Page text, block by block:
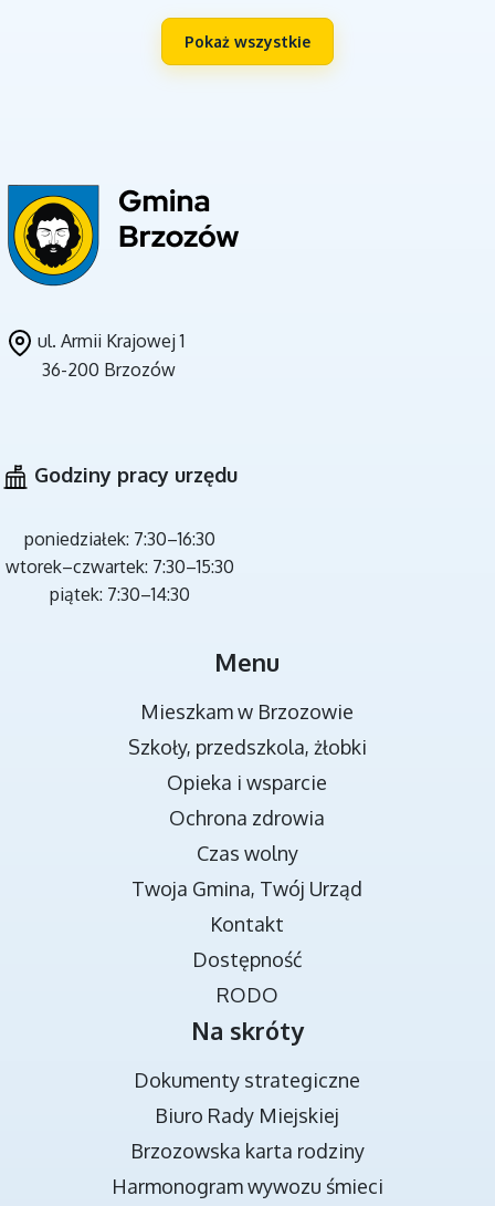
MIEJSCA REKREACJI
TRANSMISJA OBRAD RADY MIEJSKIEJ
DOKUMENTY STRATEGICZNE
Pokaż wszystkie
ul. Armii Krajowej 1
36-200 Brzozów
Godziny pracy urzędu
poniedziałek: 7:30–16:30
wtorek–czwartek: 7:30–15:30
piątek: 7:30–14:30
Menu
Mieszkam w Brzozowie
Szkoły, przedszkola, żłobki
Opieka i wsparcie
Ochrona zdrowia
Czas wolny
Twoja Gmina, Twój Urząd
Kontakt
Dostępność
RODO
Na skróty
Dokumenty strategiczne
Biuro Rady Miejskiej
Brzozowska karta rodziny
Harmonogram wywozu śmieci